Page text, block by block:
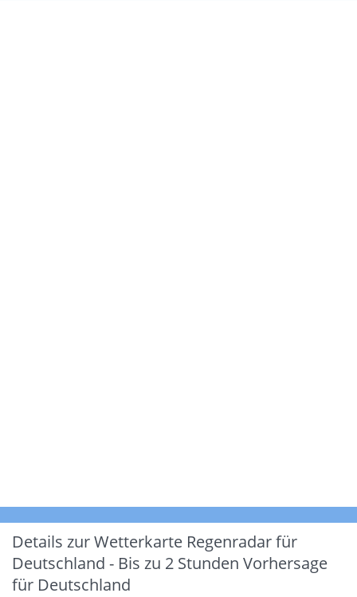
Details zur Wetterkarte Regenradar für
Deutschland - Bis zu 2 Stunden Vorhersage
für Deutschland